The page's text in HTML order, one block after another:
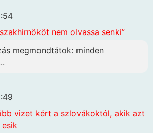
nem olvassa senki”
megmondtátok: minden
vizet kért a szlovákoktól, akik azt